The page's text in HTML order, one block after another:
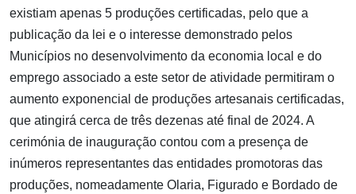
existiam apenas 5 produções certificadas, pelo que a
publicação da lei e o interesse demonstrado pelos
Municípios no desenvolvimento da economia local e do
emprego associado a este setor de atividade permitiram o
aumento exponencial de produções artesanais certificadas,
que atingirá cerca de três dezenas até final de 2024. A
cerimónia de inauguração contou com a presença de
inúmeros representantes das entidades promotoras das
produções, nomeadamente Olaria, Figurado e Bordado de